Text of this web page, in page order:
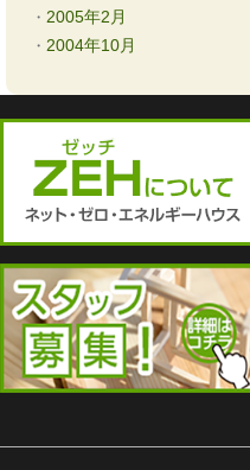
2005年2月
2004年10月